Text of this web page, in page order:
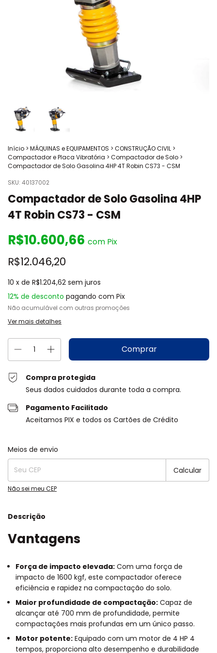
Início > MÁQUINAS e EQUIPAMENTOS > CONSTRUÇÃO CIVIL >
Compactador e Placa Vibratória > Compactador de Solo >
Compactador de Solo Gasolina 4HP 4T Robin CS73 - CSM
SKU: 40137002
Compactador de Solo Gasolina 4HP
4T Robin CS73 - CSM
R$10.600,66 com Pix
R$12.046,20
10 x de R$1.204,62 sem juros
12% de desconto pagando com Pix
Não acumulável com outras promoções
Ver mais detalhes
Compra protegida
Seus dados cuidados durante toda a compra.
Pagamento Facilitado
Aceitamos PIX e todos os Cartões de Crédito
Entregas para o CEP:
Meios de envio
Calcular
Não sei meu CEP
Descrição
Vantagens
Força de impacto elevada: Com uma força de
impacto de 1600 kgf, este compactador oferece
eficiência e rapidez na compactação do solo.
Maior profundidade de compactação: Capaz de
alcançar até 700 mm de profundidade, permite
compactações mais profundas em um único passo.
Motor potente: Equipado com um motor de 4 HP 4
tempos, proporciona alto desempenho e durabilidade